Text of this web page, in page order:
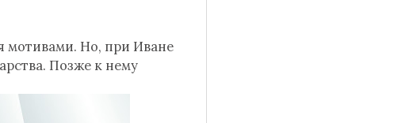
мотивами. Но, при Иване
Позже к нему